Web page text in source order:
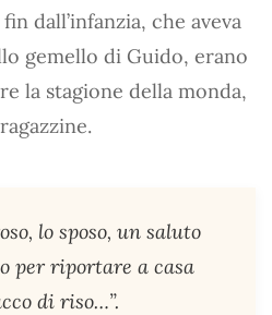
dall’infanzia, che aveva
gemello di Guido, erano
la stagione della monda,
lo sposo, un saluto
per riportare a casa
di riso…”.